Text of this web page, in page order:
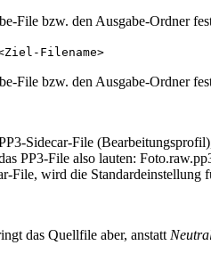
File bzw. den Ausgabe-Ordner
Filename>
File bzw. den Ausgabe-Ordner
Sidecar-File
PP3-File also lauten:
File, wird die Standardeinstellung
das Quellfile aber, anstatt